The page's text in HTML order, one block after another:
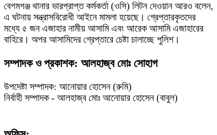
বেগমগঞ্জ থানার ভারপ্রাপ্ত কর্মকর্তা (ওসি) লিটন দেওয়ান আরও বলেন,
এ ঘটনায় সন্ত্রাসবিরোধী আইনে মামলা হয়েছে। গ্রেপ্তারকৃতদের
মধ্যে ৫ জন এজাহার নামীয় আসামি এবং আরেক আসামি এজাহারের
বাহিরে। অপর আসামিদের গ্রেপ্তারে চেষ্টা চালাচ্ছে পুলিশ।
সম্পাদক ও প্রকাশক: আলহাজ্ব মোঃ সোহাগ
উপদেষ্টা সম্পাদক: আনোয়ার হোসেন (রুমি)
নির্বাহী সম্পাদক - আলহাজ্ব মোঃ আনোয়ার হোসেন (বাবুল)